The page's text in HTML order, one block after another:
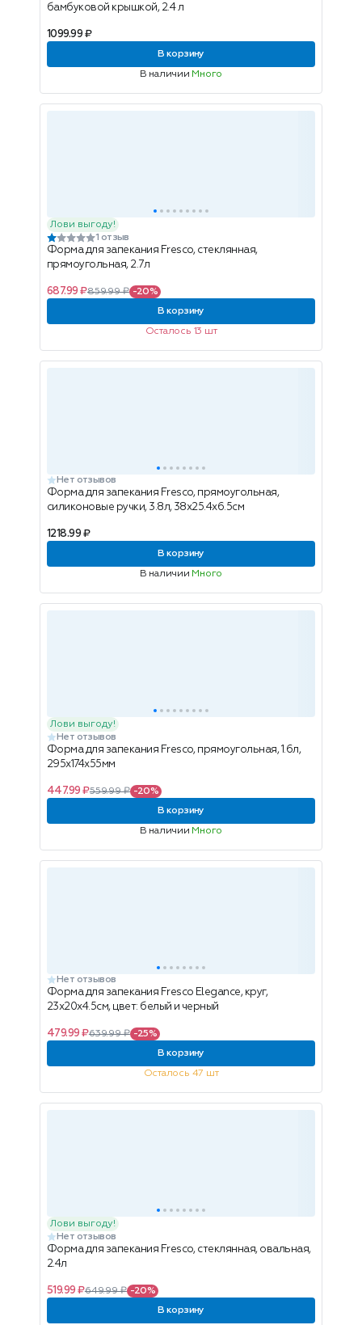
бамбуковой крышкой, 2.4 л
1099.99 ₽
В корзину
В наличии Много
Лови выгоду!
1 отзыв
Форма для запекания Fresco, стеклянная,
прямоугольная, 2.7л
687.99 ₽859.99 ₽ -20%
В корзину
Осталось 13 шт
Нет отзывов
Форма для запекания Fresco, прямоугольная,
силиконовые ручки, 3.8л, 38x25.4x6.5см
1218.99 ₽
В корзину
В наличии Много
Лови выгоду!
Нет отзывов
Форма для запекания Fresco, прямоугольная, 1.6л,
295х174х55мм
447.99 ₽559.99 ₽ -20%
В корзину
В наличии Много
Нет отзывов
Форма для запекания Fresco Elegance, круг,
23x20x4.5см, цвет: белый и черный
479.99 ₽639.99 ₽ -25%
В корзину
Осталось 47 шт
Лови выгоду!
Нет отзывов
Форма для запекания Fresco, стеклянная, овальная,
2.4л
519.99 ₽649.99 ₽ -20%
В корзину